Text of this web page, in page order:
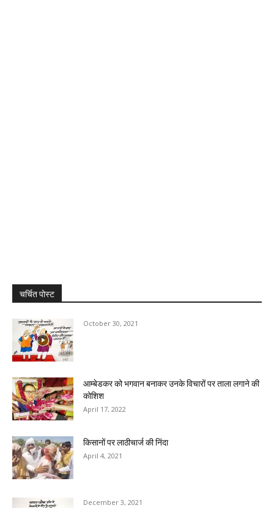
चर्चित पोस्ट
October 30, 2021
आम्बेडकर को भगवान बनाकर उनके विचारों पर ताला लगाने की
कोशिश
April 17, 2022
किसानों पर लाठीचार्ज की निंदा
April 4, 2021
December 3, 2021